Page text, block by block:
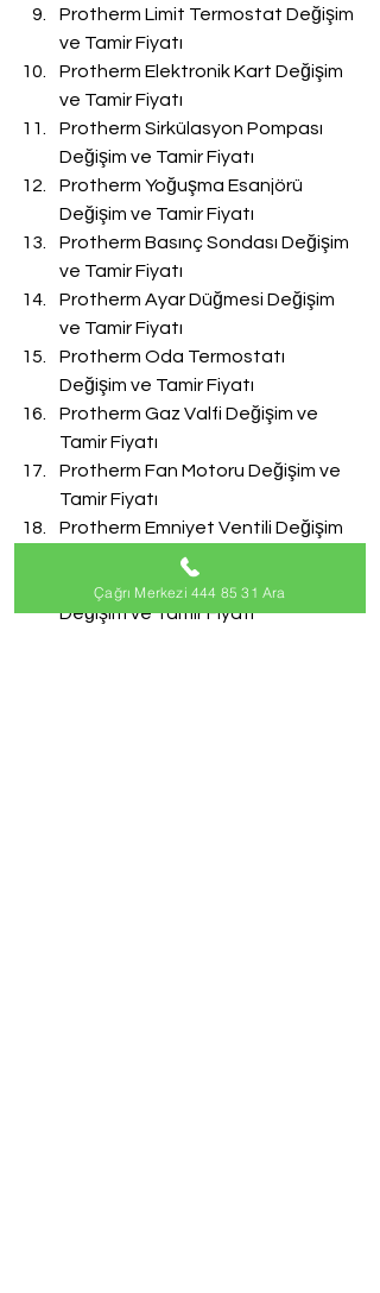
Protherm Limit Termostat Değişim
ve Tamir Fiyatı
Protherm Elektronik Kart Değişim
ve Tamir Fiyatı
Protherm Sirkülasyon Pompası
Değişim ve Tamir Fiyatı
Protherm Yoğuşma Esanjörü
Değişim ve Tamir Fiyatı
Protherm Basınç Sondası Değişim
ve Tamir Fiyatı
Protherm Ayar Düğmesi Değişim
ve Tamir Fiyatı
Protherm Oda Termostatı
Değişim ve Tamir Fiyatı
Protherm Gaz Valfi Değişim ve
Tamir Fiyatı
Protherm Fan Motoru Değişim ve
Tamir Fiyatı
Protherm Emniyet Ventili Değişim
ve Tamir Fiyatı
Protherm Doldurma Musluğu
Değişim ve Tamir Fiyatı
Çağrı Merkezi 444 85 31 Ara